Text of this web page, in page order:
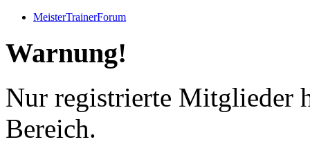
MeisterTrainerForum
Warnung!
Nur registrierte Mitglieder
Bereich.